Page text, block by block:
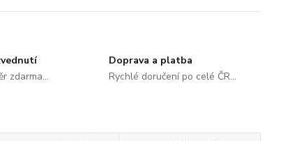
zdarma...
Doprava a platba
Rychlé doručení po celé ČR...